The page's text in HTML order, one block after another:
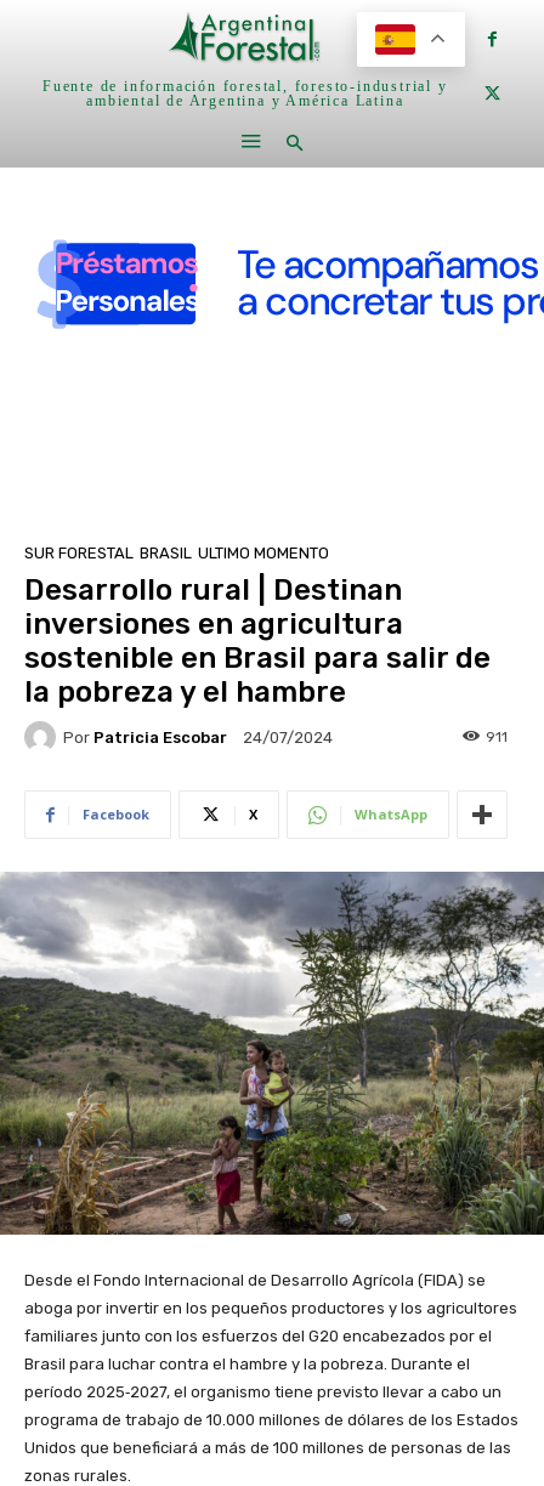
Fuente de información forestal, foresto-industrial y
ambiental de Argentina y América Latina
SUR FORESTAL BRASIL ULTIMO MOMENTO
Desarrollo rural | Destinan
inversiones en agricultura
sostenible en Brasil para salir de
la pobreza y el hambre
Por Patricia Escobar 24/07/2024 911
Facebook X WhatsApp
Desde el Fondo Internacional de Desarrollo Agrícola (FIDA) se
aboga por invertir en los pequeños productores y los agricultores
familiares junto con los esfuerzos del G20 encabezados por el
Brasil para luchar contra el hambre y la pobreza. Durante el
período 2025‑2027, el organismo tiene previsto llevar a cabo un
programa de trabajo de 10.000 millones de dólares de los Estados
Unidos que beneficiará a más de 100 millones de personas de las
zonas rurales.